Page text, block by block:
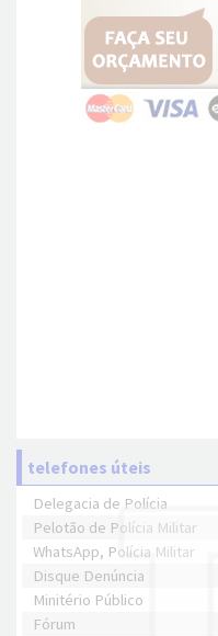
telefones úteis
Delegacia de Polícia
Pelotão de Polícia Militar
WhatsApp, Polícia Militar
Disque Denúncia
Minitério Público
Fórum